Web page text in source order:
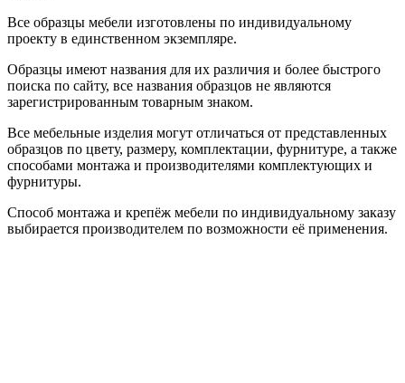
Все образцы мебели изготовлены по индивидуальному
проекту в единственном экземпляре.
Образцы имеют названия для их различия и более быстрого
поиска по сайту, все названия образцов не являются
зарегистрированным товарным знаком.
Все мебельные изделия могут отличаться от представленных
образцов по цвету, размеру, комплектации, фурнитуре, а также
способами монтажа и производителями комплектующих и
фурнитуры.
Способ монтажа и крепёж мебели по индивидуальному заказу
выбирается производителем по возможности её применения.